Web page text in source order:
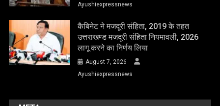
Ayushiexpressnews
कैबिनेट ने मजदूरी संहिता, 2019 के तहत
उत्तराखण्ड मजदूरी संहिता नियमावली, 2026
लागू करने का निर्णय लिया
August 7, 2026
Ayushiexpressnews